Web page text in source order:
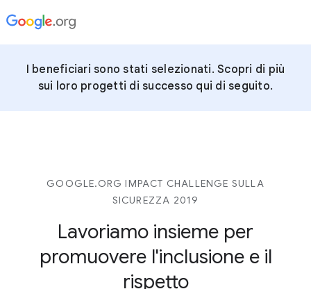
I beneficiari sono stati selezionati. Scopri di più
sui loro progetti di successo qui di seguito.
GOOGLE.ORG IMPACT CHALLENGE SULLA
SICUREZZA 2019
Lavoriamo insieme per
promuovere l'inclusione e il
rispetto